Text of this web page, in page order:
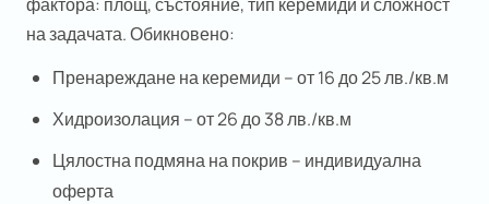
на задачата. Обикновено:
Пренареждане на керемиди – от 16 до 25 лв./кв.м
Хидроизолация – от 26 до 38 лв./кв.м
Цялостна подмяна на покрив – индивидуална
оферта